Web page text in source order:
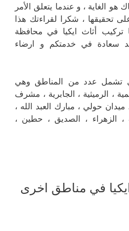
هو الغاية ، و عندما يتعلق الأمر
تحقيقها ، شكرا لقراءتك هذا
تركيب أثاث ايكيا في محافظة
سعادة في خدمتكم و ارضاء
تشمل عدد من المناطق وهي
، الرميثية ، الجابرية ، مشرف
ميدان حولي ، مبارك العبد الله ،
الزهراء ، الصديق ، حطين ،
في مناطق اخرى